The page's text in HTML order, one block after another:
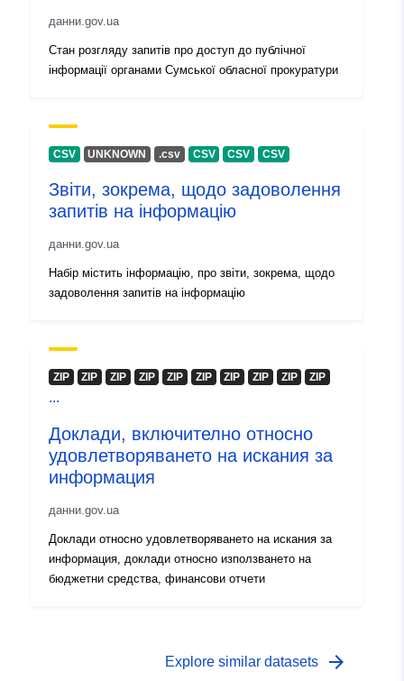
Информация за
версията:
1.0
данни.gov.ua
Стан розгляду запитів про доступ до публічної
інформації органами Сумської обласної прокуратури
CSV UNKNOWN .csv CSV CSV CSV
Звіти, зокрема, щодо задоволення
запитів на інформацію
данни.gov.ua
Набір містить інформацію, про звіти, зокрема, щодо
задоволення запитів на інформацію
ZIP ZIP ZIP ZIP ZIP ZIP ZIP ZIP ZIP ZIP
...
Доклади, включително относно
удовлетворяването на искания за
информация
данни.gov.ua
Доклади относно удовлетворяването на искания за
информация, доклади относно използването на
бюджетни средства, финансови отчети
Explore similar datasets arrow_forward